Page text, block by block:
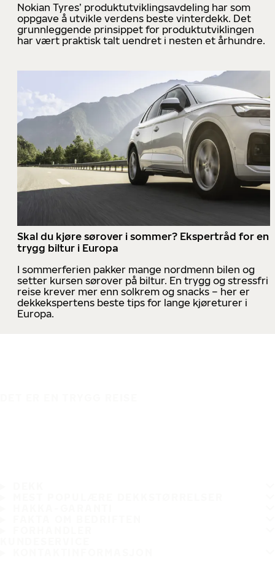
Nokian Tyres’ produktutviklingsavdeling har som
oppgave å utvikle verdens beste vinterdekk. Det
grunnleggende prinsippet for produktutviklingen
har vært praktisk talt uendret i nesten et århundre.
Skal du kjøre sørover i sommer? Ekspertråd for en
trygg biltur i Europa
I sommerferien pakker mange nordmenn bilen og
setter kursen sørover på biltur. En trygg og stressfri
reise krever mer enn solkrem og snacks – her er
dekkekspertens beste tips for lange kjøreturer i
Europa.